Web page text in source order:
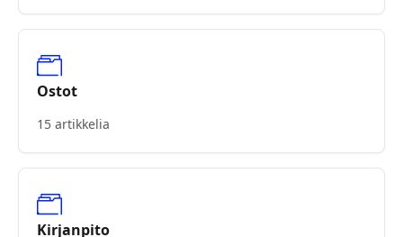
Ostot
15 artikkelia
Kirjanpito